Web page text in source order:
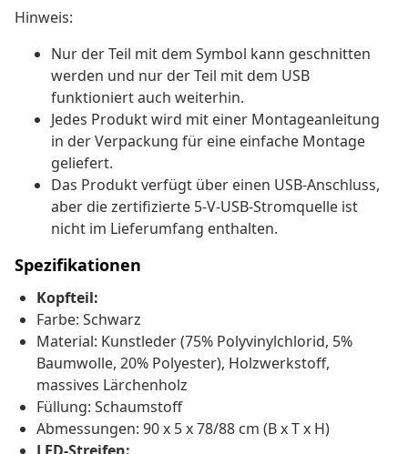
Hinweis:
Nur der Teil mit dem Symbol kann geschnitten
werden und nur der Teil mit dem USB
funktioniert auch weiterhin.
Jedes Produkt wird mit einer Montageanleitung
in der Verpackung für eine einfache Montage
geliefert.
Das Produkt verfügt über einen USB-Anschluss,
aber die zertifizierte 5-V-USB-Stromquelle ist
nicht im Lieferumfang enthalten.
Spezifikationen
Kopfteil:
Farbe: Schwarz
Material: Kunstleder (75% Polyvinylchlorid, 5%
Baumwolle, 20% Polyester), Holzwerkstoff,
massives Lärchenholz
Füllung: Schaumstoff
Abmessungen: 90 x 5 x 78/88 cm (B x T x H)